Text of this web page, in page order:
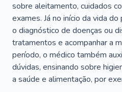
sobre aleitamento, cuidados
exames. Já no início da vida
o diagnóstico de doenças ou
tratamentos e acompanhar a
período, o médico também
dúvidas, ensinando sobre
a saúde e alimentação, por